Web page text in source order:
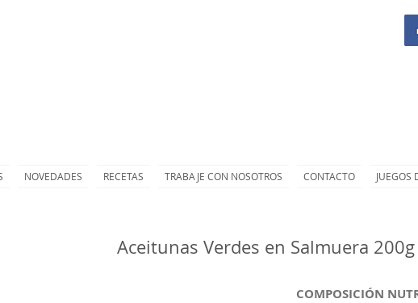
NOVEDADES RECETAS TRABAJE CON NOSOTROS CONTACTO JUEGOS
Aceitunas Verdes en Salmuera 200g
COMPOSICIÓN